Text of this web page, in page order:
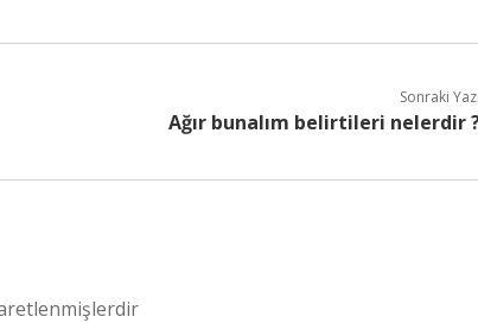
Sonraki
Ağır bunalım belirtileri nelerdir